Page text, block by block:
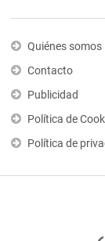
Quiénes somos
Contacto
Publicidad
Política de
Política de